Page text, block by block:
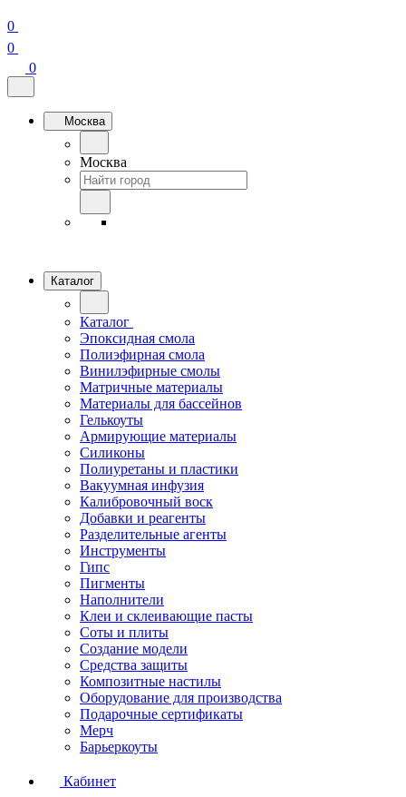
0
0
0
Москва
Москва
Каталог
Каталог
Эпоксидная смола
Полиэфирная смола
Винилэфирные смолы
Матричные материалы
Материалы для бассейнов
Гелькоуты
Армирующие материалы
Силиконы
Полиуретаны и пластики
Вакуумная инфузия
Калибровочный воск
Добавки и реагенты
Разделительные агенты
Инструменты
Гипс
Пигменты
Наполнители
Клеи и склеивающие пасты
Соты и плиты
Создание модели
Средства защиты
Композитные настилы
Оборудование для производства
Подарочные сертификаты
Мерч
Барьеркоуты
Кабинет